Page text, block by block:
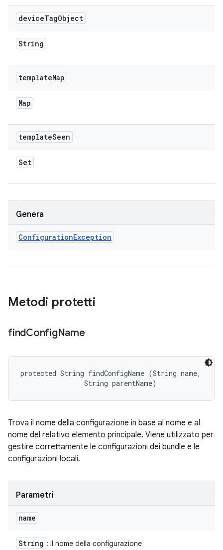
deviceTagObject
String
templateMap
Map
templateSeen
Set
Genera
ConfigurationException
Metodi protetti
findConfigName
protected String findConfigName (String name,
                String parentName)
Trova il nome della configurazione in base al nome e al
nome del relativo elemento principale. Viene utilizzato per
gestire correttamente le configurazioni dei bundle e le
configurazioni locali.
Parametri
name
String : il nome della configurazione